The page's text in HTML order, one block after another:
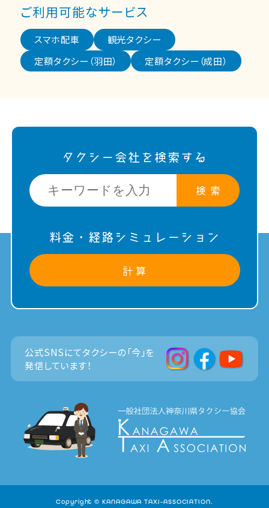
ご利用可能なサービス
スマホ配車
観光タクシー
定額タクシー（羽田）
定額タクシー（成田）
タクシー会社を検索する
検 索
料金・経路シミュレーション
計 算
公式SNSにてタクシーの「今」を
発信しています！
Copyright © KANAGAWA TAXI-ASSOCIATION.